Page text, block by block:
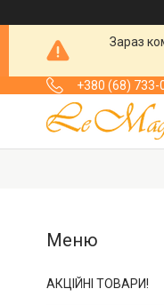
Зараз
+380 (68) 733-
АКЦІЙНІ ТОВАРИ!